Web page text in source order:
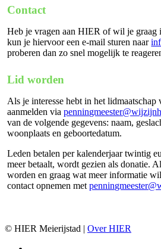
Contact
Heb je vragen aan HIER of wil je graag
kun je hiervoor een e-mail sturen naar
proberen dan zo snel mogelijk te
Lid worden
Als je interesse hebt in het
aanmelden via
van de volgende gegevens: naam,
woonplaats en geboortedatum.
Leden betalen per kalenderjaar twintig
meer betaalt, wordt gezien als donatie.
worden en graag wat meer informatie
contact opnemen met
© HIER Meierijstad | Over HIER